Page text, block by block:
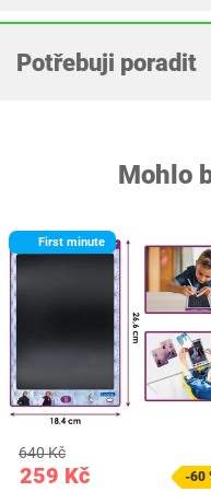
Potřebuji poradit
Mohlo
First minute
259 Kč
640 Kč
-60